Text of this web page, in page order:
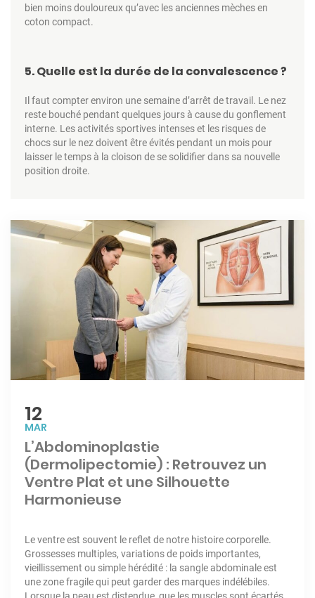
bien moins douloureux qu’avec les anciennes mèches en
coton compact.
5. Quelle est la durée de la convalescence ?
Il faut compter environ une semaine d’arrêt de travail. Le nez
reste bouché pendant quelques jours à cause du gonflement
interne. Les activités sportives intenses et les risques de
chocs sur le nez doivent être évités pendant un mois pour
laisser le temps à la cloison de se solidifier dans sa nouvelle
position droite.
12
MAR
L’Abdominoplastie
(Dermolipectomie) : Retrouvez un
Ventre Plat et une Silhouette
Harmonieuse
Le ventre est souvent le reflet de notre histoire corporelle.
Grossesses multiples, variations de poids importantes,
vieillissement ou simple hérédité : la sangle abdominale est
une zone fragile qui peut garder des marques indélébiles.
Lorsque la peau est distendue, que les muscles sont écartés